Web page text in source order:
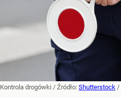
Kontrola drogówki / Źródło: Shutterstock /